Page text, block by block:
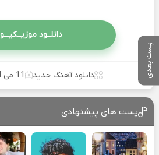
پست بعدی
دانلــود موزیــکیـــو
دانلود آهنگ جدید 11 می 2024
پست های پیشنهادی